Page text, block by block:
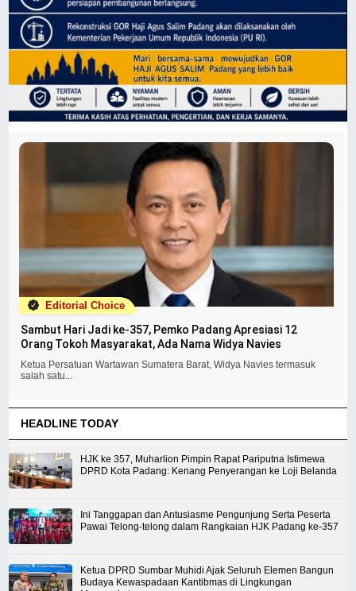
Editorial Choice
Sambut Hari Jadi ke-357, Pemko Padang Apresiasi 12
Orang Tokoh Masyarakat, Ada Nama Widya Navies
Ketua Persatuan Wartawan Sumatera Barat, Widya Navies termasuk
salah satu...
HEADLINE TODAY
HJK ke 357, Muharlion Pimpin Rapat Pariputna Istimewa
DPRD Kota Padang: Kenang Penyerangan ke Loji Belanda
Ini Tanggapan dan Antusiasme Pengunjung Serta Peserta
Pawai Telong-telong dalam Rangkaian HJK Padang ke-357
Ketua DPRD Sumbar Muhidi Ajak Seluruh Elemen Bangun
Budaya Kewaspadaan Kantibmas di Lingkungan